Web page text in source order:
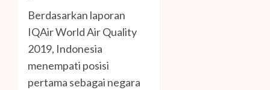
Berdasarkan laporan
IQAir World Air Quality
2019, Indonesia
menempati posisi
pertama sebagai negara